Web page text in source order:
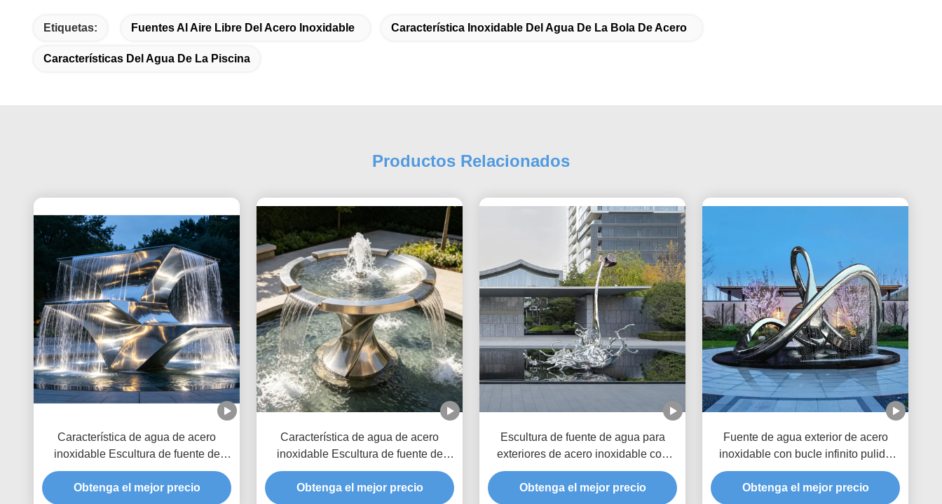
Etiquetas: Fuentes Al Aire Libre Del Acero Inoxidable Característica Inoxidable Del Agua De La Bola De Acero
Características Del Agua De La Piscina
Productos Relacionados
Característica de agua de acero
inoxidable Escultura de fuente de
jardín al aire libre personalizada
diseñada para puntos focales del
Obtenga el mejor precio
Característica de agua de acero
inoxidable Escultura de fuente de
jardín al aire libre personalizable para
espacios públicos y mejoras de
Obtenga el mejor precio
Escultura de fuente de agua para
exteriores de acero inoxidable con
diseño de bucle para decoración
Obtenga el mejor precio
Fuente de agua exterior de acero
inoxidable con bucle infinito pulido
Escultura de fuente a gran escala
Obtenga el mejor precio